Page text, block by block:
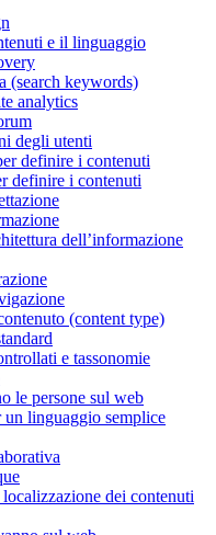
e il linguaggio
(search keywords)
analytics
degli utenti
definire i contenuti
definire i contenuti
dell’informazione
(content type)
e tassonomie
le persone sul web
linguaggio semplice
dei contenuti